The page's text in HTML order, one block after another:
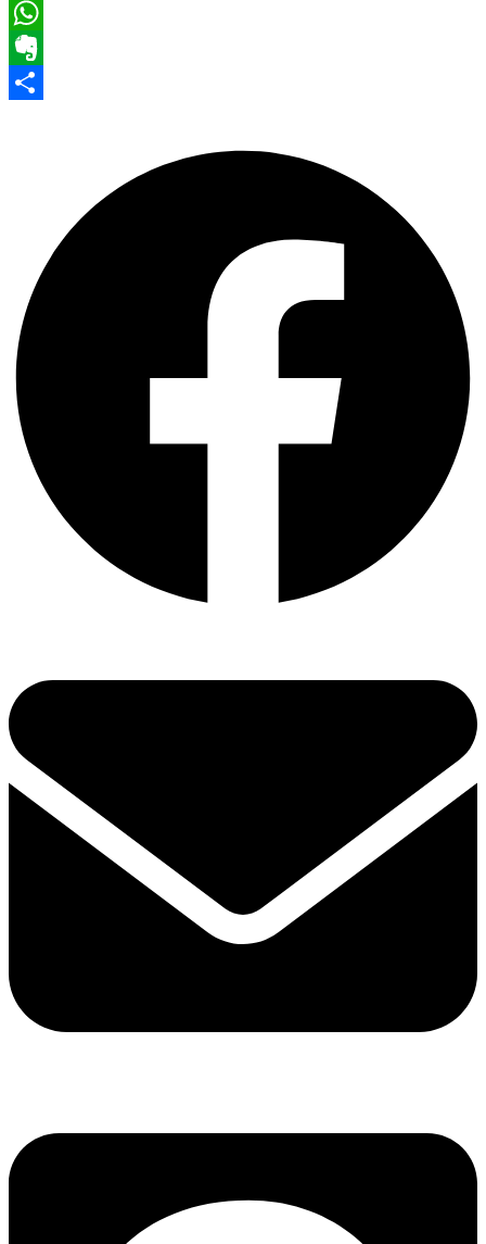
Pinterest
WhatsApp
Evernote